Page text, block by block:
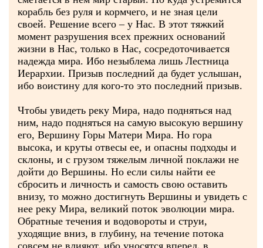
корабль без руля и кормчего, и не зная цели
своей. Решение всего – у Нас. В этот тяжкий
момент разрушения всех прежних оснований
жизни в Нас, только в Нас, сосредоточивается
надежда мира. Ибо незыблема лишь Лестница
Иерархии. Призыв последний да будет услышан,
ибо воистину для кого-то это последний призыв.
Чтобы увидеть реку Мира, надо подняться над
ним, надо подняться на самую высокую вершину
его, Вершину Горы Матери Мира. Но гора
высока, и круты отвесы ее, и опасны подходы и
склоны, и с грузом тяжелым личной поклажи не
дойти до Вершины. Но если силы найти ее
сбросить и личность и самость свою оставить
внизу, то можно достигнуть Вершины и увидеть с
нее реку Мира, великий поток эволюции мира.
Обратные течения и водовороты и струи,
уходящие вниз, в глубину, на течение потока
совсем не влияют, ибо уносятся вперед, в